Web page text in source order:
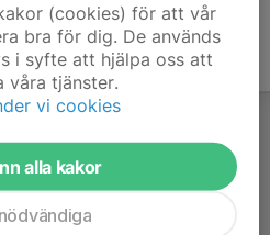
(cookies) för att vår
bra för dig. De används
i syfte att hjälpa oss att
våra tjänster.
vi cookies
alla kakor